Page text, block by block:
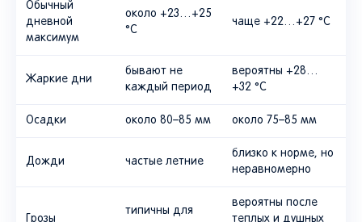
Обычный
дневной
максимум
около +23…+25
°C
чаще +22…+27 °C
Жаркие дни
бывают не
каждый период
вероятны +28…
+32 °C
Осадки около 80–85 мм около 75–85 мм
Дожди частые летние
близко к норме, но
неравномерно
Грозы
типичны для
вероятны после
теплых и душных